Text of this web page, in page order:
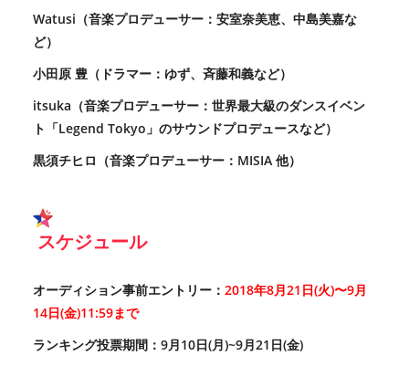
Watusi（音楽プロデューサー：安室奈美恵、中島美嘉な
ど）
小田原 豊（ドラマー：ゆず、斉藤和義など）
itsuka（音楽プロデューサー：世界最大級のダンスイベン
ト「Legend Tokyo」のサウンドプロデュースなど）
黒須チヒロ（音楽プロデューサー：MISIA 他）
スケジュール
オーディション事前エントリー： 2018年8月21日(火)〜9月
14日(金)11:59まで
ランキング投票期間：9月10日(月)~9月21日(金)